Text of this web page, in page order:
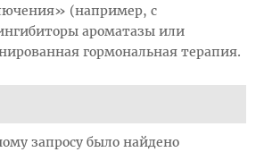
(например, с
ароматазы или
гормональная терапия.
запросу было найдено